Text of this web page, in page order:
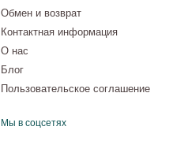
Обмен и возврат
Контактная информация
О нас
Блог
Пользовательское соглашение
Мы в соцсетях